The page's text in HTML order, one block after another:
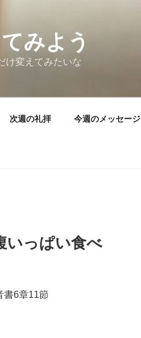
みよう
け変えてみたいな
次週の礼拝 今週のメッセージ
いっぱい食べ
書6章11節